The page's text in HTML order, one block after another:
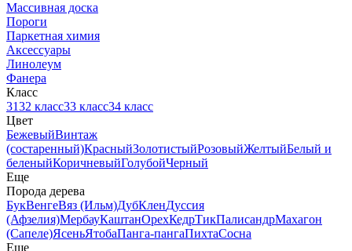
Массивная доска
Пороги
Паркетная химия
Аксессуары
Линолеум
Фанера
Класс
3132 класс33 класс34 класс
Цвет
БежевыйВинтаж
(состаренный)КрасныйЗолотистыйРозовыйЖелтыйБелый и
беленыйКоричневыйГолубойЧерный
Еще
Порода дерева
БукВенгеВяз (Ильм)ДубКленДуссия
(Афзелия)МербауКаштанОрехКедрТикПалисандрМахагон
(Сапеле)ЯсеньЯтобаПанга-пангаПихтаСосна
Еще